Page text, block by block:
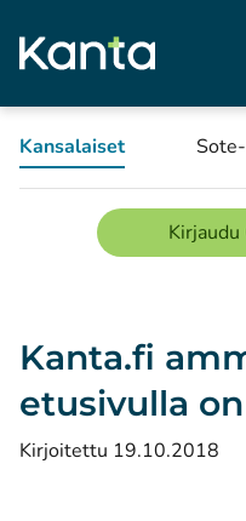
Kansalaiset
Kirjaudu
Kanta.fi
etusivulla
Kirjoitettu 19.10.2018